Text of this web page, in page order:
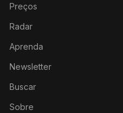
Preços
Radar
Aprenda
Newsletter
Buscar
Sobre